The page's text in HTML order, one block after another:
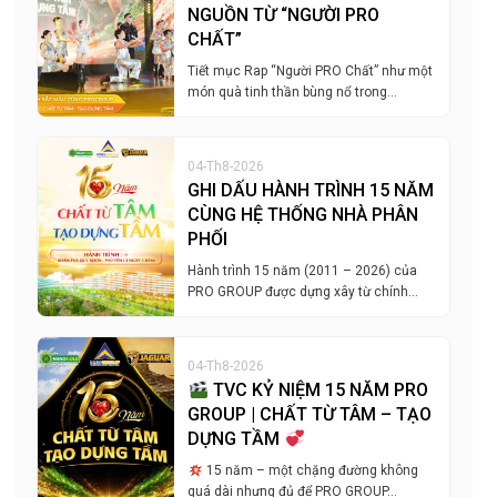
NGUỒN TỪ “NGƯỜI PRO
CHẤT”
Tiết mục Rap “Người PRO Chất” như một
món quà tinh thần bùng nổ trong…
04-Th8-2026
GHI DẤU HÀNH TRÌNH 15 NĂM
CÙNG HỆ THỐNG NHÀ PHÂN
PHỐI
Hành trình 15 năm (2011 – 2026) của
PRO GROUP được dựng xây từ chính…
04-Th8-2026
TVC KỶ NIỆM 15 NĂM PRO
GROUP | CHẤT TỪ TÂM – TẠO
DỰNG TẦM
15 năm – một chặng đường không
quá dài nhưng đủ để PRO GROUP…